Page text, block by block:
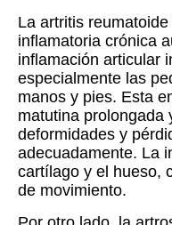
La artritis
inflamatoria crónica
inflamación articular
especialmente las
manos y pies. Esta
matutina prolongada
deformidades y
adecuadamente. La
cartílago y el hueso,
de movimiento.